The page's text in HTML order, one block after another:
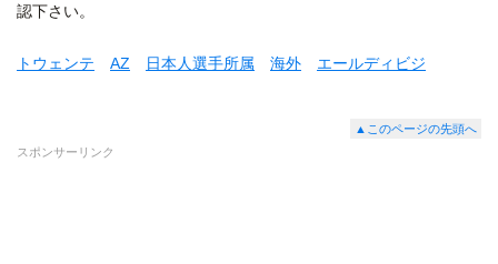
認下さい。
トウェンテ AZ 日本人選手所属 海外 エールディビジ
▲このページの先頭へ
スポンサーリンク